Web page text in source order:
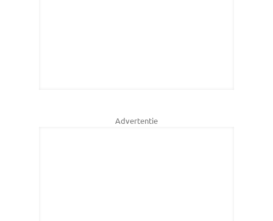
Advertentie